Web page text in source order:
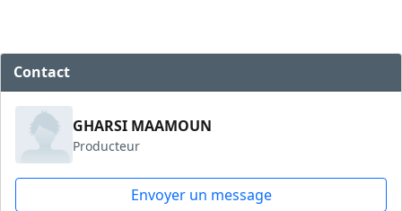
Contact
GHARSI MAAMOUN
Producteur
Envoyer un message